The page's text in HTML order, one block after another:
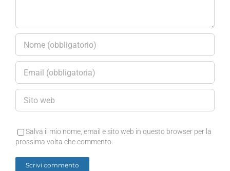
Salva il mio nome, email e sito web in questo browser per la
prossima volta che commento.